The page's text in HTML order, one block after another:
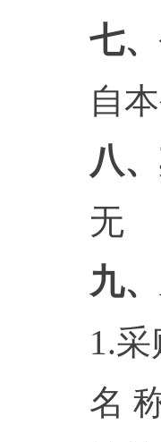
七
自
八
无
九
1.
名